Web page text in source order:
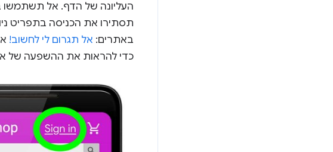
העליונה של הדף. אל תשתמשו
תסתירו את הכניסה בתפריט
באתרים: אל תגרום לי לחשוב!
כדי להראות את ההשפעה של